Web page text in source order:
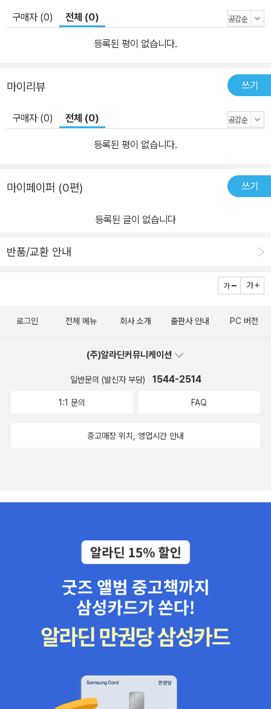
구매자 (0) 전체 (0)
등록된 평이 없습니다.
마이리뷰 쓰기
구매자 (0) 전체 (0)
등록된 평이 없습니다.
마이페이퍼 (0편) 쓰기
등록된 글이 없습니다
반품/교환 안내
로그인 전체 메뉴 회사 소개 출판사 안내 PC 버전
(주)알라딘커뮤니케이션
일반문의 (발신자 부담) 1544-2514
1:1 문의 FAQ
중고매장 위치, 영업시간 안내